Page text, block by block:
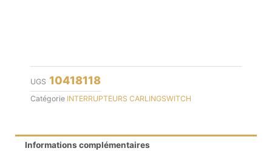
UGS 10418118
Catégorie INTERRUPTEURS CARLINGSWITCH
Informations complémentaires